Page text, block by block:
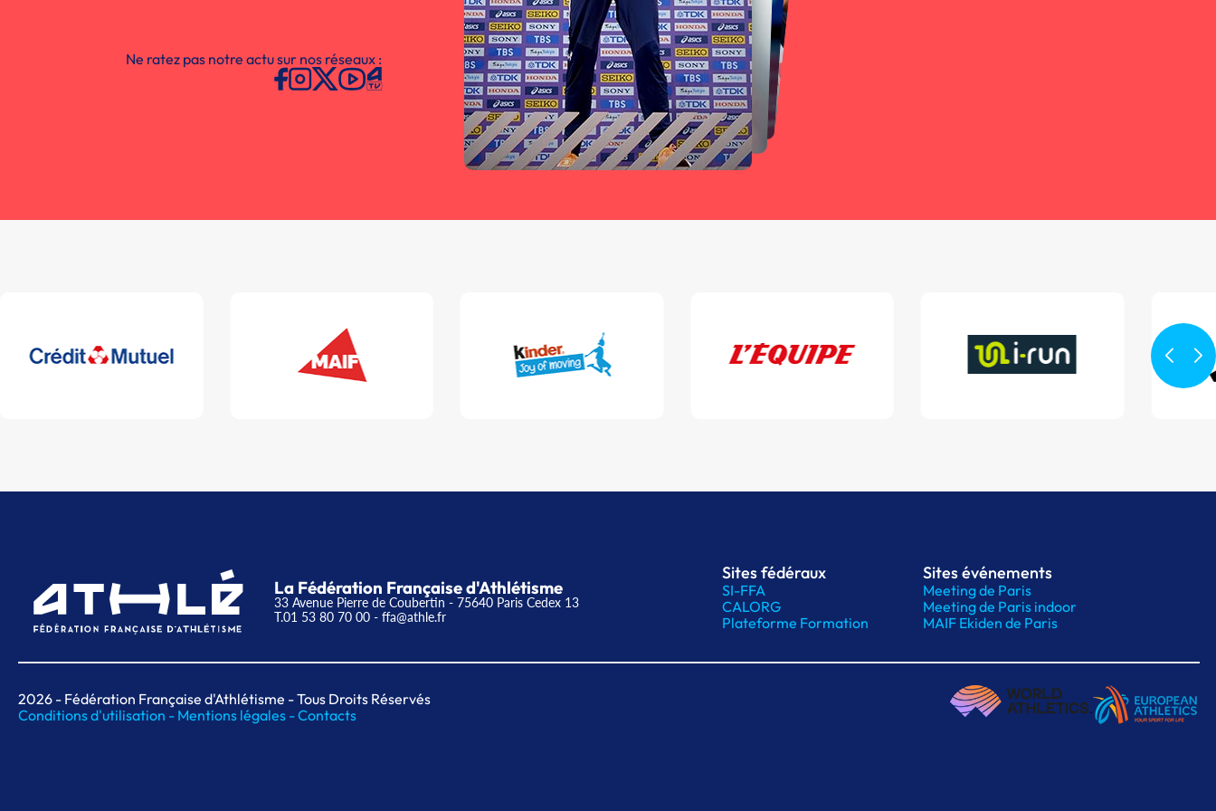
Ne ratez pas notre actu sur nos réseaux :
La Fédération Française d'Athlétisme
33 Avenue Pierre de Coubertin - 75640 Paris Cedex 13
T.01 53 80 70 00 - ffa@athle.fr
Sites fédéraux
SI-FFA
CALORG
Plateforme Formation
Sites événements
Meeting de Paris
Meeting de Paris indoor
MAIF Ekiden de Paris
2026 - Fédération Française d'Athlétisme - Tous Droits Réservés
Conditions d'utilisation - Mentions légales -Contacts